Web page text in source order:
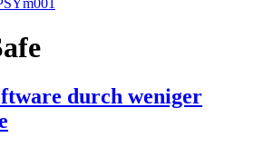
durch weniger